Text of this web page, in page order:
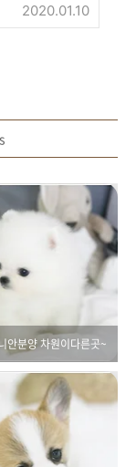
2020.01.10
안분양 차원이다른곳~